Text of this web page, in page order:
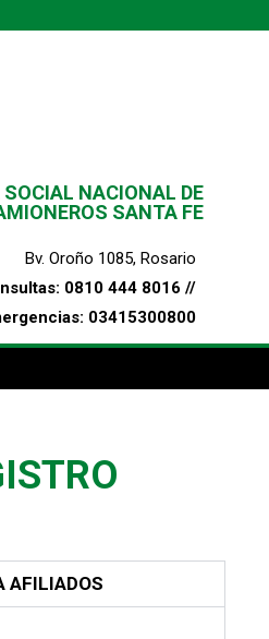
SOCIAL NACIONAL DE
SANTA FE
Bv. Oroño 1085, Rosario
0810 444 8016 //
03415300800
AFILIADOS